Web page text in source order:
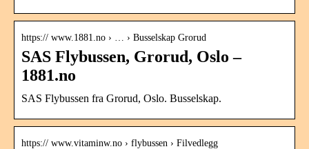
https:// www.1881.no › … › Busselskap Grorud
SAS Flybussen, Grorud, Oslo –
1881.no
SAS Flybussen fra Grorud, Oslo. Busselskap.
https:// www.vitaminw.no › flybussen › Filvedlegg